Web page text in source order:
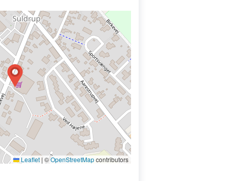
Leaflet | ©OpenStreetMapcontributors